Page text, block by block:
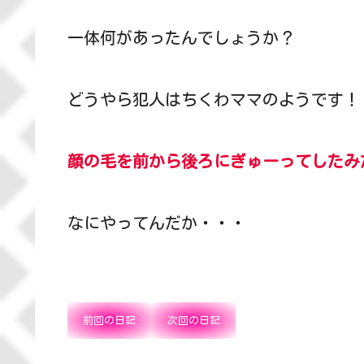
一体何があったんでしょうか？
どうやら犯人はちくわママのようです！
顔の毛を前から後ろにぎゅーってしたみ
なにやってんだか・・・
前回の日記 次回の日記